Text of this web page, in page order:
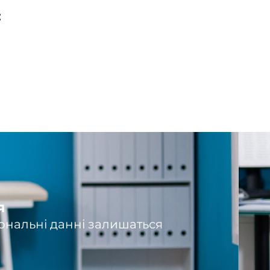
данні залишаться